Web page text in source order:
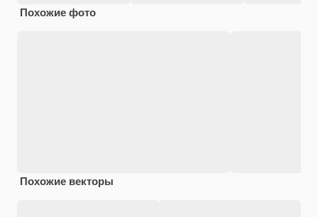
Похожие фото
Похожие векторы